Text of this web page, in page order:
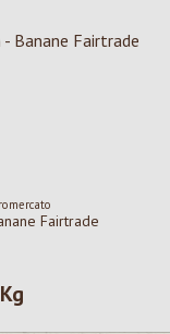
Fairtrade